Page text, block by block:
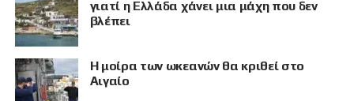
γιατί η Ελλάδα χάνει μια μάχη που δεν
βλέπει
Η μοίρα των ωκεανών θα κριθεί στο
Αιγαίο